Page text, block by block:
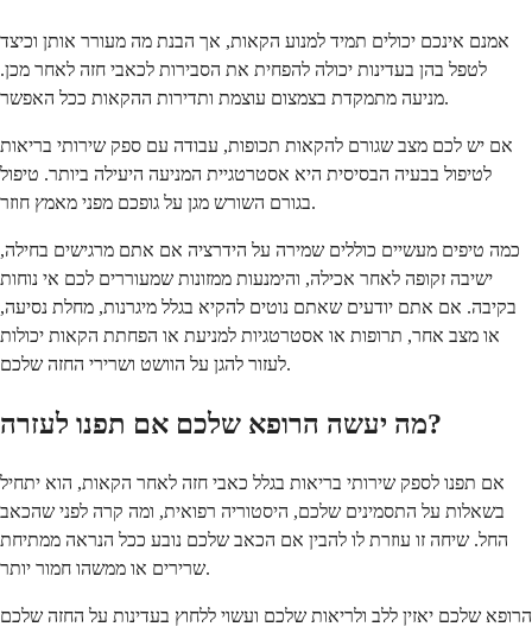
אמנם אינכם יכולים תמיד למנוע הקאות, אך הבנת מה מעורר אותן וכיצד
לטפל בהן בעדינות יכולה להפחית את הסבירות לכאבי חזה לאחר מכן.
מניעה מתמקדת בצמצום עוצמת ותדירות ההקאות ככל האפשר.
אם יש לכם מצב שגורם להקאות תכופות, עבודה עם ספק שירותי בריאות
לטיפול בבעיה הבסיסית היא אסטרטגיית המניעה היעילה ביותר. טיפול
בגורם השורש מגן על גופכם מפני מאמץ חוזר.
כמה טיפים מעשיים כוללים שמירה על הידרציה אם אתם מרגישים בחילה,
ישיבה זקופה לאחר אכילה, והימנעות ממזונות שמעוררים לכם אי נוחות
בקיבה. אם אתם יודעים שאתם נוטים להקיא בגלל מיגרנות, מחלת נסיעה,
או מצב אחר, תרופות או אסטרטגיות למניעת או הפחתת הקאות יכולות
לעזור להגן על הוושט ושרירי החזה שלכם.
מה יעשה הרופא שלכם אם תפנו לעזרה?
אם תפנו לספק שירותי בריאות בגלל כאבי חזה לאחר הקאות, הוא יתחיל
בשאלות על התסמינים שלכם, היסטוריה רפואית, ומה קרה לפני שהכאב
החל. שיחה זו עוזרת לו להבין אם הכאב שלכם נובע ככל הנראה ממתיחת
שרירים או ממשהו חמור יותר.
הרופא שלכם יאזין ללב ולריאות שלכם ועשוי ללחוץ בעדינות על החזה שלכם